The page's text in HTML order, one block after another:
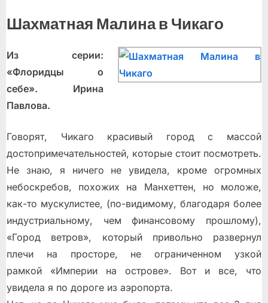
Шахматная Малина в Чикаго
Из серии:
«Флоридцы о
себе». Ирина
Павлова.
Говорят, Чикаго красивый город с массой
достопримечательностей, которые стоит посмотреть.
Не знаю, я ничего не увидела, кроме огромных
небоскребов, похожих на Манхеттен, но моложе,
как-то мускулистее, (по-видимому, благодаря более
индустриальному, чем финансовому прошлому),
«Город ветров», который привольно развернул
плечи на просторе, не ограниченном узкой
рамкой «Империи на острове». Вот и все, что
увидела я по дороге из аэропорта.